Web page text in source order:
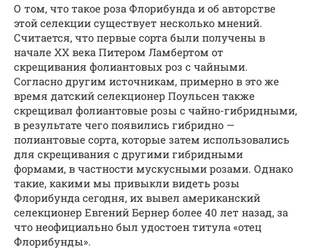
О том, что такое роза Флорибунда и об авторстве
этой селекции существует несколько мнений.
Считается, что первые сорта были получены в
начале XX века Питером Ламбертом от
скрещивания фолиантовых роз с чайными.
Согласно другим источникам, примерно в это же
время датский селекционер Поульсен также
скрещивал фолиантовые розы с чайно-гибридными,
в результате чего появились гибридно —
полиантовые сорта, которые затем использовались
для скрещивания с другими гибридными
формами, в частности мускусными розами. Однако
такие, какими мы привыкли видеть розы
Флорибунда сегодня, их вывел американский
селекционер Евгений Бернер более 40 лет назад, за
что неофициально был удостоен титула «отец
Флорибунды».